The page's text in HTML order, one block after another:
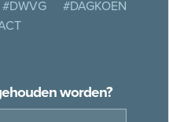
#DWVG
#DAGKOEN
worden?